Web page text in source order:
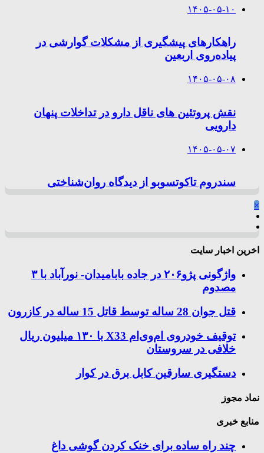
۱۴۰۵-۰۵-۱۰
راهکارهای پیشگیری از مشکلات گوارشی در
پیاده‌روی اربعین
۱۴۰۵-۰۵-۰۸
نقش پروتئین های ناقل دارو در تداخلات پنهان
دارویی
۱۴۰۵-۰۵-۰۷
سندروم تاکوتسوبو از دیدگاه روان‌شناختی
×
اخرین اخبار سایت
واژگونی پژو۲۰۶ در جاده بابامیدان- نورآباد با ۳
مصدوم
قتل جوان 28 ساله توسط قاتل 15 ساله در کازرون
توقیف خودروی ام‌وی‌ام X33 با ۱۳۰ میلیون ریال
خلافی در سروستان
دستگیری سارقین کابل برق در کوار
نماد مجوز
منابع خبری
چند راه‌ ساده برای خنک کردن گوشی داغ